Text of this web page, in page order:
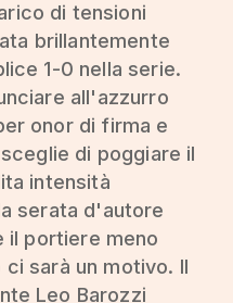
di tensioni
brillantemente
1-0 nella serie.
all'azzurro
onor di firma e
di poggiare il
intensità
serata d'autore
il portiere meno
sarà un motivo. Il
Leo Barozzi